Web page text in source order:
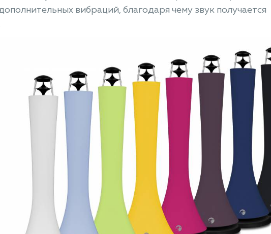
вибраций, благодаря чему звук получается